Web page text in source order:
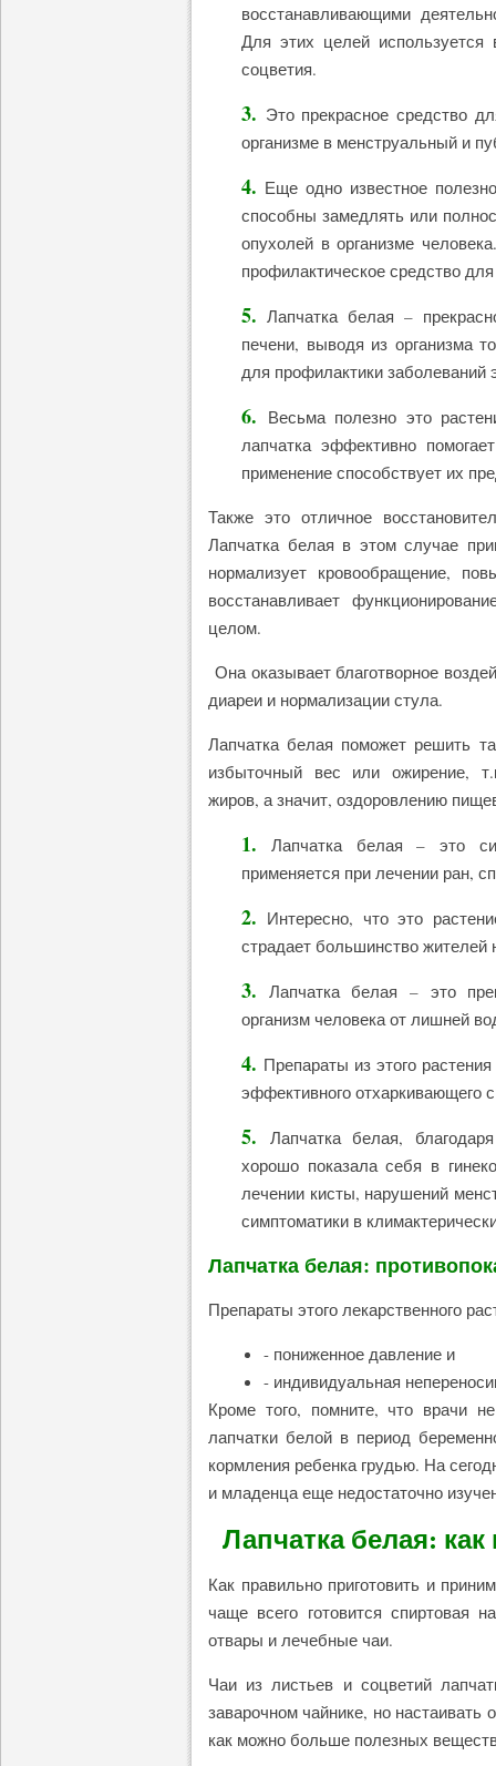
восстанавливающими
Для этих целей используется
соцветия.
3. Это прекрасное средство
организме в менструальный и
4. Еще одно известное
способны замедлять или
опухолей в организме
профилактическое средство
5. Лапчатка белая –
печени, выводя из организма
для профилактики заболеваний
6. Весьма полезно это
лапчатка эффективно
применение способствует их
Также это отличное
Лапчатка белая в этом случае
нормализует кровообращение,
восстанавливает
целом.
Она оказывает благотворное
диареи и нормализации стула.
Лапчатка белая поможет решить
избыточный вес или ожирение,
жиров, а значит, оздоровлению
1. Лапчатка белая – это
применяется при лечении ран,
2. Интересно, что это
страдает большинство жителей
3. Лапчатка белая – это
организм человека от лишней
4. Препараты из этого
эффективного отхаркивающего
5.
Лапчатка белая,
хорошо показала себя в
лечении кисты, нарушений
симптоматики в
Лапчатка белая:
Препараты этого лекарственного
- пониженное давление и
- индивидуальная
Кроме того, помните, что врачи
лапчатки белой в период
кормления ребенка грудью. На
и младенца еще недостаточно
Лапчатка белая:
Как правильно приготовить и
чаще всего готовится спиртовая
отвары и лечебные чаи.
Чаи из листьев и соцветий
заварочном чайнике, но
как можно больше полезных веществ